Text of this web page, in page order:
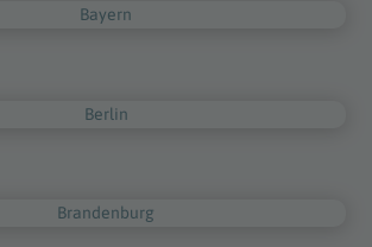
Bayern
Berlin
Brandenburg